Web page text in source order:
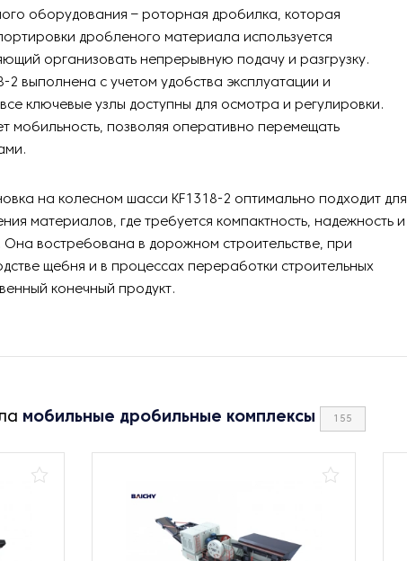
оборудования – роторная дробилка, которая
дробленого материала используется
организовать непрерывную подачу и разгрузку.
2 выполнена с учетом удобства эксплуатации и
ключевые узлы доступны для осмотра и регулировки.
мобильность, позволяя оперативно перемещать
на колесном шасси KF1318-2 оптимально подходит для
материалов, где требуется компактность, надежность и
Она востребована в дорожном строительстве, при
щебня и в процессах переработки строительных
конечный продукт.
мобильные дробильные комплексы 155